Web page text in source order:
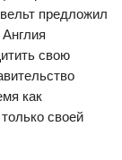
предложил
свою
как
своей